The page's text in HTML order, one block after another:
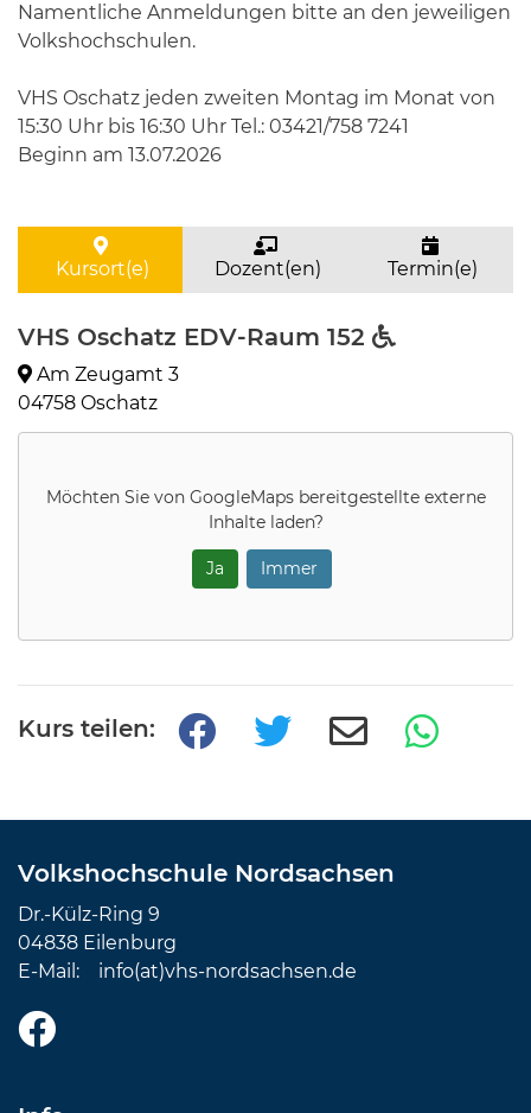
Namentliche Anmeldungen bitte an den jeweiligen
Volkshochschulen.
VHS Oschatz jeden zweiten Montag im Monat von
15:30 Uhr bis 16:30 Uhr Tel.: 03421/758 7241
Beginn am 13.07.2026
Kursort(e) Dozent(en) Termin(e)
VHS Oschatz EDV-Raum 152
Am Zeugamt 3
04758 Oschatz
Möchten Sie von GoogleMapsbereitgestellte externe
Inhalte laden?
Ja Immer
Kurs teilen:
Volkshochschule Nordsachsen
Dr.-Külz-Ring 9
04838 Eilenburg
E-Mail: info(at)vhs-nordsachsen.de